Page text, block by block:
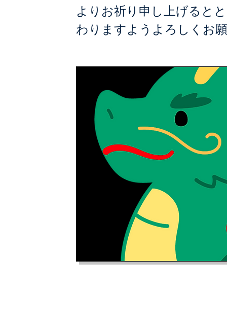
よりお祈り申し上げると
わりますようよろしくお